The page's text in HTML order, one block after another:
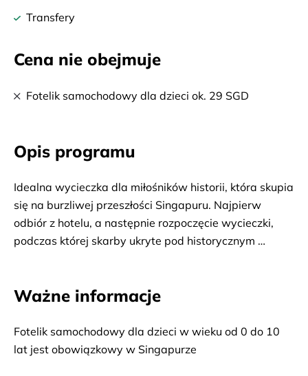
Transfery
Cena nie obejmuje
Fotelik samochodowy dla dzieci ok. 29 SGD
Opis programu
Idealna wycieczka dla miłośników historii, która skupia
się na burzliwej przeszłości Singapuru. Najpierw
odbiór z hotelu, a następnie rozpoczęcie wycieczki,
podczas której skarby ukryte pod historycznym
współczesny Singapur. Podczas tej historycznej
będzie powstanie i upadek wielkiego imperium.
Towarzyszem wycieczki będą opowieści o władcach,
Ważne informacje
Fotelik samochodowy dla dzieci w wieku od 0 do 10
lat jest obowiązkowy w Singapurze